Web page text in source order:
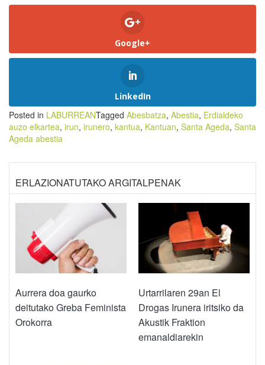
Google+
LinkedIn
Posted in LABURREANTagged Abesbatza, Abestia, Erdialdeko
auzo elkartea, irun, irunero, kantua, Kantuan, Santa Ageda, Santa
Ageda abestia
ERLAZIONATUTAKO ARGITALPENAK
Aurrera doa gaurko
deitutako Greba Feminista
Orokorra
Urtarrilaren 29an El
Drogas Irunera iritsiko da
Akustik Fraktion
emanaldiarekin